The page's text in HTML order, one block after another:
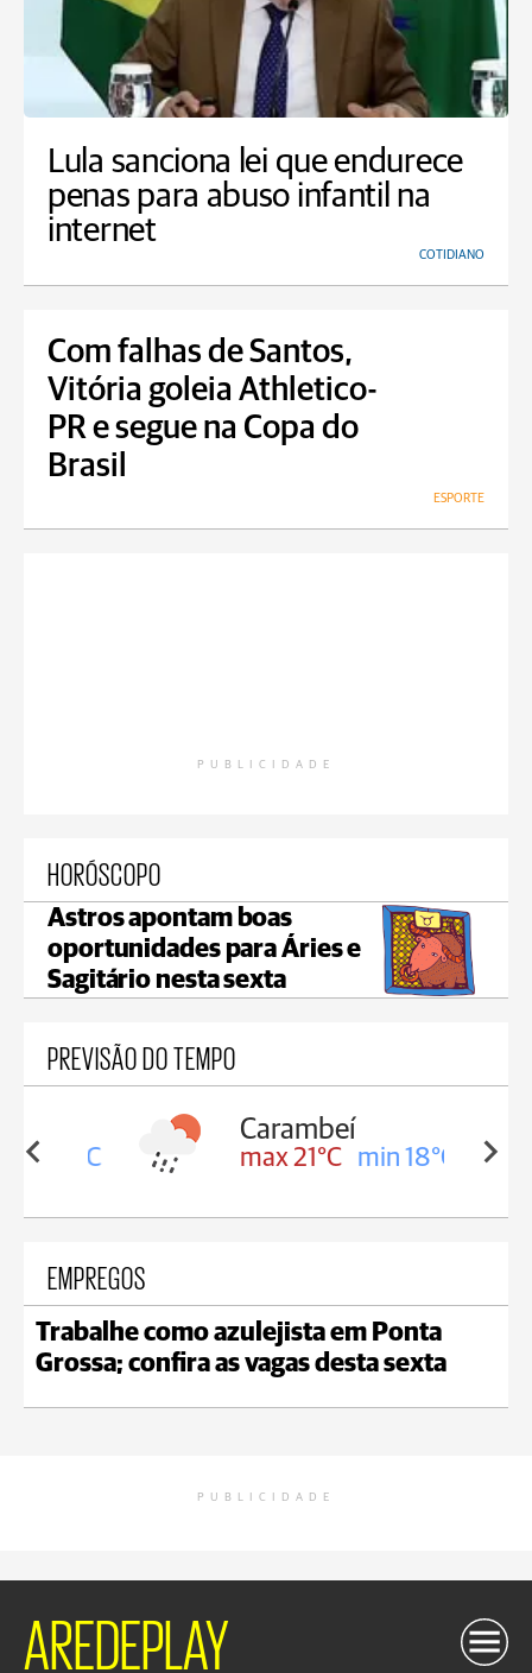
Lula sanciona lei que endurece
penas para abuso infantil na
internet
COTIDIANO
Com falhas de Santos,
Vitória goleia Athletico-
PR e segue na Copa do
Brasil
ESPORTE
PUBLICIDADE
HORÓSCOPO
Astros apontam boas
oportunidades para Áries e
Sagitário nesta sexta
PREVISÃO DO TEMPO
18°C
Carambeí
max 21°C min 18°C
EMPREGOS
Trabalhe como azulejista em Ponta
Grossa; confira as vagas desta sexta
PUBLICIDADE
AREDEPLAY